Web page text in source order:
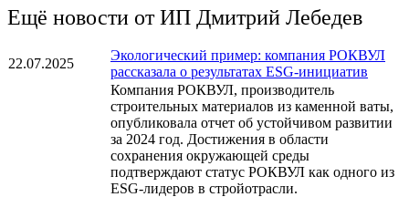
Ещё новости от ИП Дмитрий Лебедев
22.07.2025
Экологический пример: компания РОКВУЛ
рассказала о результатах ESG-инициатив
Компания РОКВУЛ, производитель
строительных материалов из каменной ваты,
опубликовала отчет об устойчивом развитии
за 2024 год. Достижения в области
сохранения окружающей среды
подтверждают статус РОКВУЛ как одного из
ESG-лидеров в стройотрасли.